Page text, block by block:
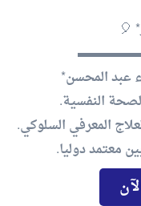
🎈
عبد المحسن*
النفسية.
المعرفي السلوكي.
معتمد دوليا.